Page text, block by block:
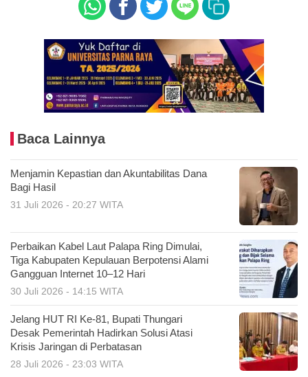
Baca Lainnya
Menjamin Kepastian dan Akuntabilitas Dana
Bagi Hasil
31 Juli 2026 - 20:27 WITA
Perbaikan Kabel Laut Palapa Ring Dimulai,
Tiga Kabupaten Kepulauan Berpotensi Alami
Gangguan Internet 10–12 Hari
30 Juli 2026 - 14:15 WITA
Jelang HUT RI Ke-81, Bupati Thungari
Desak Pemerintah Hadirkan Solusi Atasi
Krisis Jaringan di Perbatasan
28 Juli 2026 - 23:03 WITA